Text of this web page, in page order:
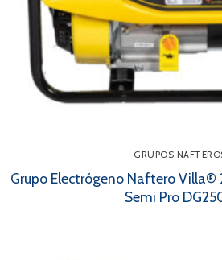
GRUPOS
Grupo Electrógeno Naftero
Semi Pro